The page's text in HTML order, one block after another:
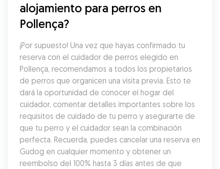
alojamiento para perros en
Pollença?
¡Por supuesto! Una vez que hayas confirmado tu
reserva con el cuidador de perros elegido en
Pollença, recomendamos a todos los propietarios
de perros que organicen una visita previa. Esto te
dará la oportunidad de conocer el hogar del
cuidador, comentar detalles importantes sobre los
requisitos de cuidado de tu perro y asegurarte de
que tu perro y el cuidador sean la combinación
perfecta. Recuerda, puedes cancelar una reserva en
Gudog en cualquier momento y obtener un
reembolso del 100% hasta 3 días antes de que